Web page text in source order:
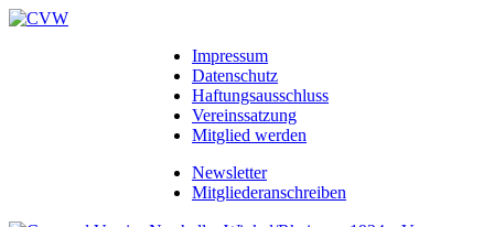
Impressum
Datenschutz
Haftungsausschluss
Vereinssatzung
Mitglied werden
Newsletter
Mitgliederanschreiben